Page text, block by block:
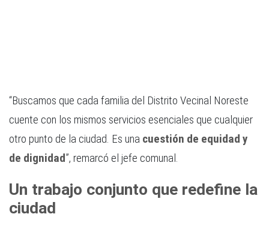
“Buscamos que cada familia del Distrito Vecinal Noreste
cuente con los mismos servicios esenciales que cualquier
otro punto de la ciudad. Es una cuestión de equidad y
de dignidad”, remarcó el jefe comunal.
Un trabajo conjunto que redefine la
ciudad